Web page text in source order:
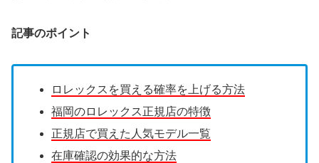
記事のポイント
ロレックスを買える確率を上げる方法
福岡のロレックス正規店の特徴
正規店で買えた人気モデル一覧
在庫確認の効果的な方法